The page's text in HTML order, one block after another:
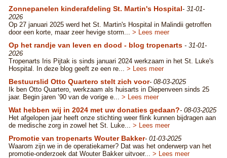
Zonnepanelen kinderafdeling St. Martin's Hospital- 31-01-
2026
Op 27 januari 2025 werd het St. Martin's Hospital in Malindii getroffen
door een korte, maar zeer hevige storm... > Lees meer
Op het randje van leven en dood - blog tropenarts - 31-01-
2026
Tropenarts Iris Pijtak is sinds januari 2024 werkzaam in het St. Luke's
Hospital. In deze blog geeft ze een re... > Lees meer
Bestuurslid Otto Quartero stelt zich voor- 08-03-2025
Ik ben Otto Quartero, werkzaam als huisarts in Diepenveen sinds 25
jaar. Begin jaren ’90 van de vorige e... > Lees meer
Wat hebben wij in 2024 met uw donaties gedaan?- 08-03-2025
Het afgelopen jaar heeft onze stichting weer flink kunnen bijdragen aan
de medische zorg in zowel het St. Luke... > Lees meer
Promotie van tropenarts Wouter Bakker- 01-03-2025
Waarom zijn we in de operatiekamer? Dat was het onderwerp van het
promotie-onderzoek dat Wouter Bakker uitvoer... > Lees meer